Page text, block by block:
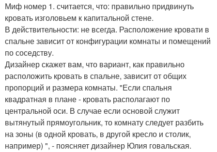
Миф номер 1. считается, что: правильно придвинуть
кровать изголовьем к капитальной стене.
В действительности: не всегда. Расположение кровати в
спальне зависит от конфигурации комнаты и помещений
по соседству.
Дизайнер скажет вам, что вариант, как правильно
расположить кровать в спальне, зависит от общих
пропорций и размера комнаты. "Если спальня
квадратная в плане - кровать располагают по
центральной оси. В случае если основой служит
вытянутый прямоугольник, то комнату следует разбить
на зоны (в одной кровать, в другой кресло и столик,
например) ", - поясняет дизайнер Юлия говальская.